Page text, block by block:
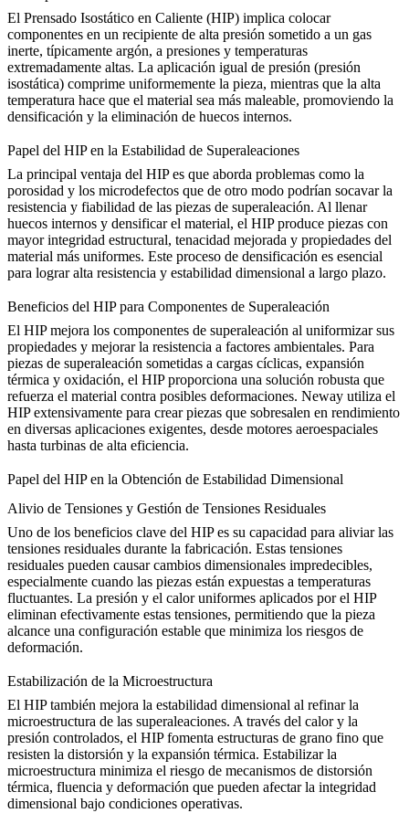
El Prensado Isostático en Caliente (HIP) implica colocar
componentes en un recipiente de alta presión sometido a un gas
inerte, típicamente argón, a presiones y temperaturas
extremadamente altas. La aplicación igual de presión (presión
isostática) comprime uniformemente la pieza, mientras que la alta
temperatura hace que el material sea más maleable, promoviendo la
densificación y la eliminación de huecos internos.
Papel del HIP en la Estabilidad de Superaleaciones
La principal ventaja del HIP es que aborda problemas como la
porosidad y los microdefectos que de otro modo podrían socavar la
resistencia y fiabilidad de las piezas de superaleación. Al llenar
huecos internos y densificar el material, el HIP produce piezas con
mayor integridad estructural, tenacidad mejorada y propiedades del
material más uniformes. Este proceso de densificación es esencial
para lograr alta resistencia y estabilidad dimensional a largo plazo.
Beneficios del HIP para Componentes de Superaleación
El HIP mejora los componentes de superaleación al uniformizar sus
propiedades y mejorar la resistencia a factores ambientales. Para
piezas de superaleación sometidas a cargas cíclicas, expansión
térmica y oxidación, el HIP proporciona una solución robusta que
refuerza el material contra posibles deformaciones. Neway utiliza el
HIP extensivamente para crear piezas que sobresalen en rendimiento
en diversas aplicaciones exigentes, desde motores aeroespaciales
hasta turbinas de alta eficiencia.
Papel del HIP en la Obtención de Estabilidad Dimensional
Alivio de Tensiones y Gestión de Tensiones Residuales
Uno de los beneficios clave del HIP es su capacidad para aliviar las
tensiones residuales durante la fabricación. Estas tensiones
residuales pueden causar cambios dimensionales impredecibles,
especialmente cuando las piezas están expuestas a temperaturas
fluctuantes. La presión y el calor uniformes aplicados por el HIP
eliminan efectivamente estas tensiones, permitiendo que la pieza
alcance una configuración estable que minimiza los riesgos de
deformación.
Estabilización de la Microestructura
El HIP también mejora la estabilidad dimensional al refinar la
microestructura de las superaleaciones. A través del calor y la
presión controlados, el HIP fomenta estructuras de grano fino que
resisten la distorsión y la expansión térmica. Estabilizar la
microestructura minimiza el riesgo de mecanismos de distorsión
térmica, fluencia y deformación que pueden afectar la integridad
dimensional bajo condiciones operativas.